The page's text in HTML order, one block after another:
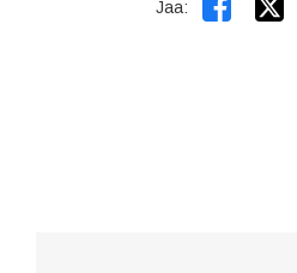
Jaa: 